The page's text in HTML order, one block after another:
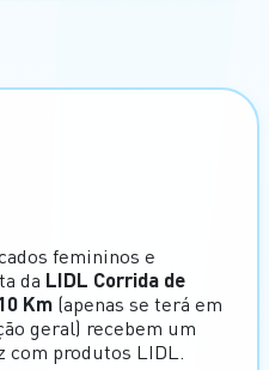
femininos e
da LIDL Corrida de
Km (apenas se terá em
geral) recebem um
produtos LIDL.